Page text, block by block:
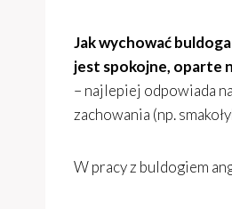
Jak wychować
jest spokojne, oparte
– najlepiej odpowiada
zachowania (np.
W pracy z buldogiem